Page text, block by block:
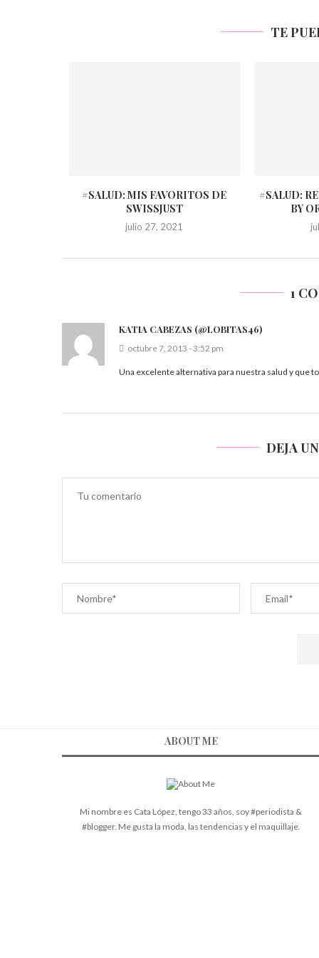
TE
#SALUD: MIS FAVORITOS DE
SWISSJUST
julio 27, 2021
#SALUD:
BY
1
KATIA CABEZAS (@LOBITAS46)
octubre 7, 2013 - 3:52 pm
Una excelente alternativa para nuestra salud y que
DEJA
ABOUT ME
Mi nombre es Cata López, tengo 33 años, soy #periodista &
#blogger. Me gusta la moda, las tendencias y el maquillaje.